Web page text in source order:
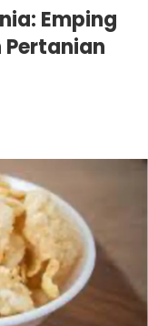
Emping
Pertanian